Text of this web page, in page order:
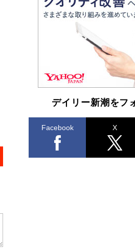
東野圭吾、伊坂幸太郎の人
らも文庫化 映画化された直
イン［文庫ベストセラー］
デイリー新潮をフ
Facebook X